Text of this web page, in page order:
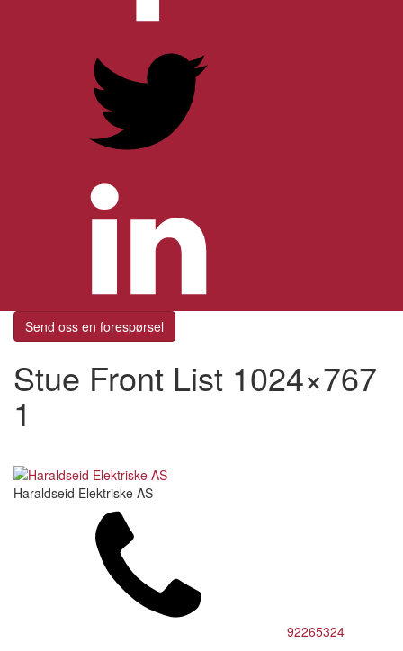
Send oss en forespørsel
Stue Front List 1024×767
1
Haraldseid Elektriske AS
92265324